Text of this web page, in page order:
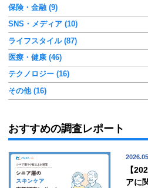
保険・金融 (9)
SNS・メディア (10)
ライフスタイル (87)
医療・健康 (46)
テクノロジー (16)
その他 (16)
おすすめの調査レポート
【
アに